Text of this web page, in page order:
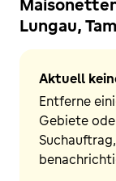
Lungau,
Aktuell
Entferne
Gebiete